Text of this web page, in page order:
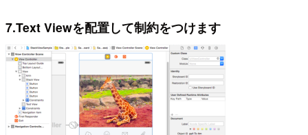
7.Text Viewを配置して制約をつけます